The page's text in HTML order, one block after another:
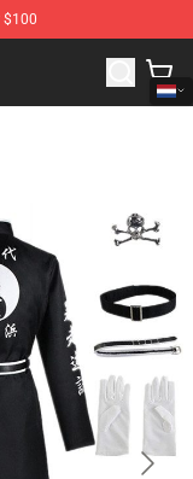
$100
Revengers